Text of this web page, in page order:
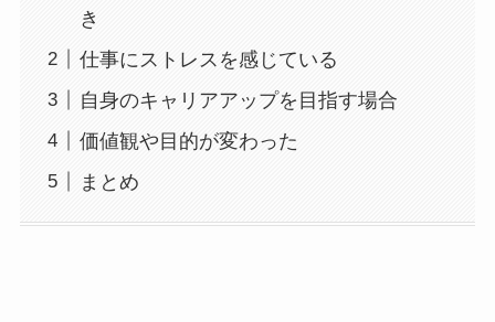
き
仕事にストレスを感じている
自身のキャリアアップを目指す場合
価値観や目的が変わった
まとめ